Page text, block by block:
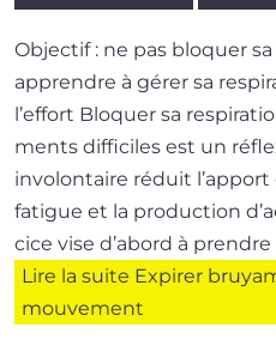
Objectif : ne pas bloquer
apprendre à gérer sa
l’effort Bloquer sa
ments dif­fi­ciles est un
invo­lon­taire réduit l’ap­port
fatigue et la pro­duc­tion
cice vise d’a­bord à
Lire la suite Expirer
mouvement